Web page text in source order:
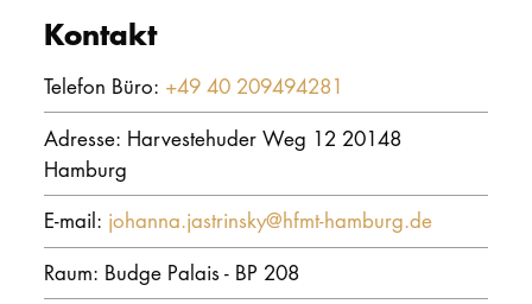
Kontakt
Telefon Büro: +49 40 209494281
Adresse: Harvestehuder Weg 12 20148
Hamburg
E-mail: johanna.jastrinsky@hfmt-hamburg.de
Raum: Budge Palais - BP 208